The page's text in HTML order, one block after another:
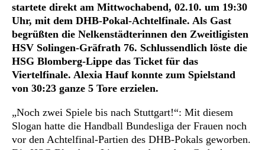
startete direkt am Mittwochabend, 02.10. um 19:30
Uhr, mit dem DHB-Pokal-Achtelfinale. Als Gast
begrüßten die Nelkenstädterinnen den Zweitligisten
HSV Solingen-Gräfrath 76. Schlussendlich löste die
HSG Blomberg-Lippe das Ticket für das
Viertelfinale. Alexia Hauf konnte zum Spielstand
von 30:23 ganze 5 Tore erzielen.
„Noch zwei Spiele bis nach Stuttgart!“: Mit diesem
Slogan hatte die Handball Bundesliga der Frauen noch
vor den Achtelfinal-Partien des DHB-Pokals geworben.